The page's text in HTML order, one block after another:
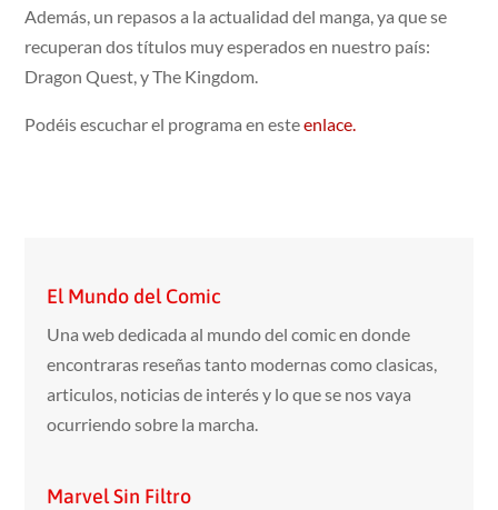
Además, un repasos a la actualidad del manga, ya que se
recuperan dos títulos muy esperados en nuestro país:
Dragon Quest, y The Kingdom.
Podéis escuchar el programa en esteenlace.
El Mundo del Comic
Una web dedicada al mundo del comic en donde
encontraras reseñas tanto modernas como clasicas,
articulos, noticias de interés y lo que se nos vaya
ocurriendo sobre la marcha.
Marvel Sin Filtro